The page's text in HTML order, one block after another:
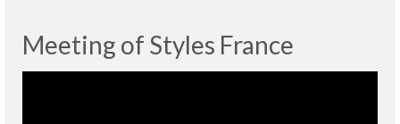
Meeting of Styles France